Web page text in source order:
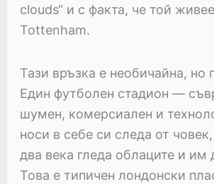
clouds“ и с факта, че той
Tottenham.
Тази връзка е необичайна, но
Един футболен стадион —
шумен, комерсиален и
носи в себе си следа от
два века гледа облаците и им
Това е типичен лондонски